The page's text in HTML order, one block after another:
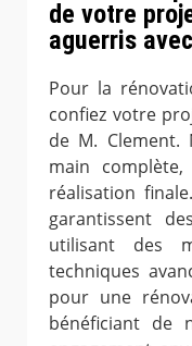
de votre
aguerris
Pour la
confiez votre
de M. Clement.
main
réalisation
garantissent
utilisant des
techniques
pour une
bénéficiant de